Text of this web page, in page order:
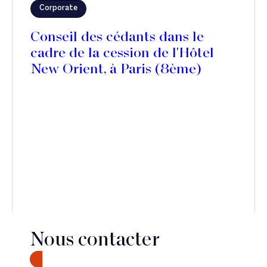
Corporate
Conseil des cédants dans le
cadre de la cession de l'Hôtel
New Orient, à Paris (8ème)
Nous contacter